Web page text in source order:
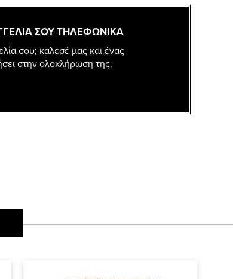
ΣΟΥ ΤΗΛΕΦΩΝΙΚΑ
σου; καλεσέ μας και ένας
στην ολοκλήρωση της.